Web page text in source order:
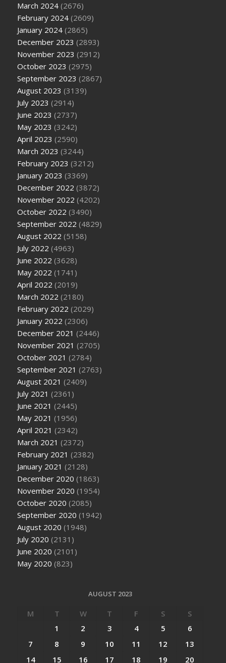
March 2024 (2676)
February 2024 (2609)
January 2024 (2865)
December 2023 (2893)
November 2023 (2912)
October 2023 (2975)
September 2023 (2867)
August 2023 (3139)
July 2023 (2914)
June 2023 (2737)
May 2023 (3242)
April 2023 (2590)
March 2023 (3244)
February 2023 (3212)
January 2023 (3369)
December 2022 (3872)
November 2022 (4202)
October 2022 (3490)
September 2022 (4829)
August 2022 (5158)
July 2022 (4963)
June 2022 (3628)
May 2022 (1741)
April 2022 (2019)
March 2022 (2180)
February 2022 (2029)
January 2022 (2306)
December 2021 (2446)
November 2021 (2705)
October 2021 (2784)
September 2021 (2763)
August 2021 (2409)
July 2021 (2361)
June 2021 (2445)
May 2021 (1956)
April 2021 (2342)
March 2021 (2372)
February 2021 (2382)
January 2021 (2128)
December 2020 (1863)
November 2020 (1954)
October 2020 (2085)
September 2020 (1942)
August 2020 (1948)
July 2020 (2131)
June 2020 (2101)
May 2020 (823)
AUGUST 2023
M T W T F S
S
1
2 3 4 5
6
7
8 9 10 11 12
13
14
15 16 17 18 19 20